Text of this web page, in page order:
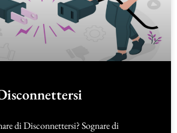
di Disconnettersi? Sognare di